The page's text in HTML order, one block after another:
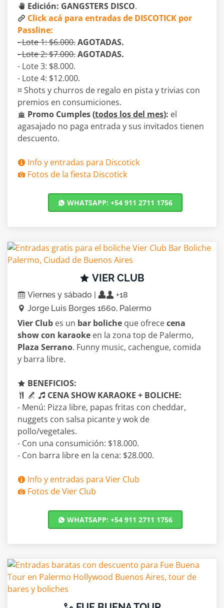
Edición: GANGSTERS DISCO.
Click acá para entradas de DISCOTICK por
Passline:
- Lote 1: $6.000.AGOTADAS.
- Lote 2: $7.000.AGOTADAS.
- Lote 3: $8.000.
- Lote 4: $12.000.
¤ Shots y churros de regalo en pista y trivias con
premios en consumiciones.
Promo Cumples (todos los del mes): el
agasajado no paga entrada y sus invitados tienen
descuento.
Info y entradas para Discotick
Fotos de la fiesta Discotick
WHATSAPP: +54 911 2711 1756
VIER CLUB
Viernes y sábado |
+18
Jorge Luis Borges 1660, Palermo
Vier Club es un bar boliche que ofrececena
show con karaoke en la zona top de Palermo,
Plaza Serrano. Funny music, cachengue, comida
y barra libre.
BENEFICIOS:
CENA SHOW KARAOKE + BOLICHE:
- Menú: Pizza libre, papas fritas con cheddar,
nuggets con salsa picante y wok de
pollo/vegetales.
- Con una consumición: $18.000.
- Con barra libre en la cena: $28.000.
Info y entradas para Vier Club
Fotos de Vier Club
WHATSAPP: +54 911 2711 1756